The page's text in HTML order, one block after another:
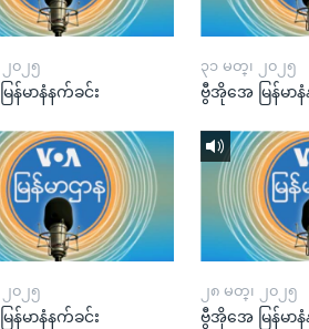
၂၀၂၅
န်မာနံနက်ခင်း
၃၁ မတ္၊ ၂၀၂၅
ဗွီအိုအေ မြန်မာ
၂၀၂၅
န်မာနံနက်ခင်း
၂၈ မတ္၊ ၂၀၂၅
ဗွီအိုအေ မြန်မာ